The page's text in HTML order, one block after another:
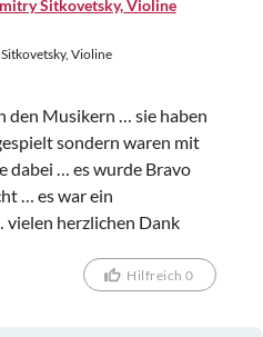
Sitkovetsky, Violine
Violine
den Musikern … sie haben
sondern waren mit
dabei … es wurde Bravo
… es war ein
herzlichen Dank
Hilfreich 0